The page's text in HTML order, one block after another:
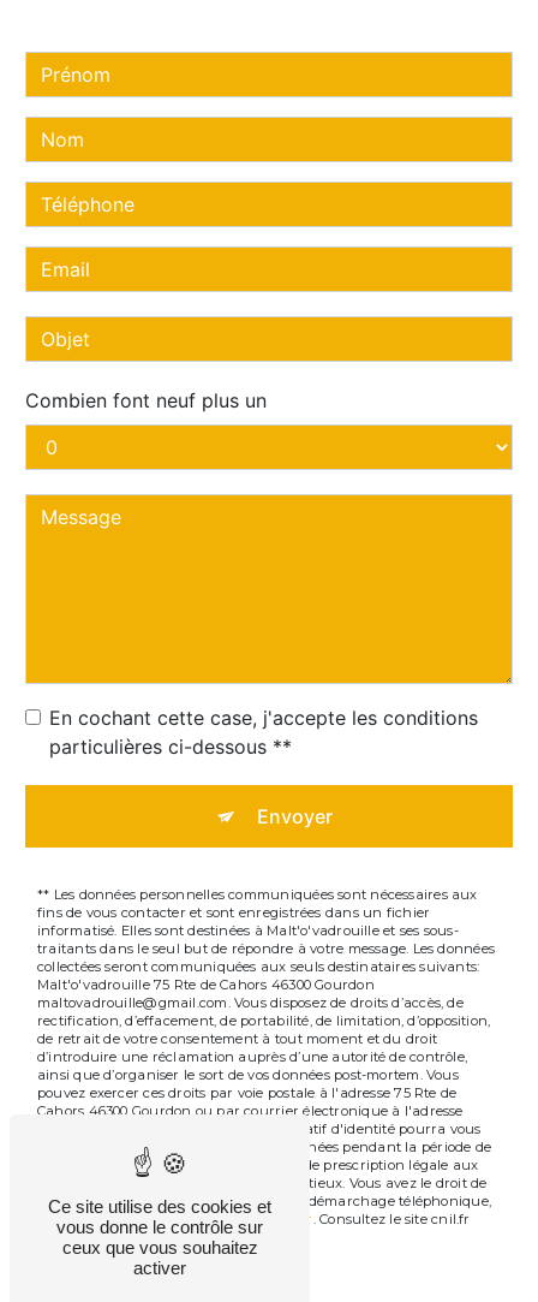
Combien font neuf plus un
En cochant cette case, j'accepte les conditions
particulières ci-dessous **
Envoyer
** Les données personnelles communiquées sont nécessaires aux
fins de vous contacter et sont enregistrées dans un fichier
informatisé. Elles sont destinées à Malt'o'vadrouille et ses sous-
traitants dans le seul but de répondre à votre message. Les données
collectées seront communiquées aux seuls destinataires suivants:
Malt'o'vadrouille 75 Rte de Cahors 46300 Gourdon
maltovadrouille@gmail.com. Vous disposez de droits d’accès, de
rectification, d’effacement, de portabilité, de limitation, d’opposition,
de retrait de votre consentement à tout moment et du droit
d’introduire une réclamation auprès d’une autorité de contrôle,
ainsi que d’organiser le sort de vos données post-mortem. Vous
pouvez exercer ces droits par voie postale à l'adresse 75 Rte de
Cahors 46300 Gourdon ou par courrier électronique à l'adresse
maltovadrouille@gmail.com. Un justificatif d'identité pourra vous
être demandé. Nous conservons vos données pendant la période de
prise de contact puis pendant la durée de prescription légale aux
fins probatoires et de gestion des contentieux. Vous avez le droit de
vous inscrire sur la liste d'opposition au démarchage téléphonique,
disponible à cette adresse:
Bloctel.gouv.fr. Consultez le site cnil.fr
pour plus d’informations sur vos droits.
Ce site utilise des cookies et
vous donne le contrôle sur
ceux que vous souhaitez
activer